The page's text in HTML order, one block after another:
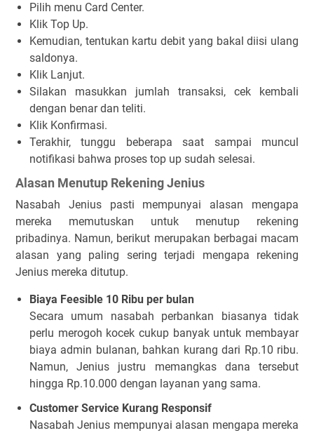
Pilih menu Card Center.
Klik Top Up.
Kemudian, tentukan kartu debit yang bakal diisi ulang
saldonya.
Klik Lanjut.
Silakan masukkan jumlah transaksi, cek kembali
dengan benar dan teliti.
Klik Konfirmasi.
Terakhir, tunggu beberapa saat sampai muncul
notifikasi bahwa proses top up sudah selesai.
Alasan Menutup Rekening Jenius
Nasabah Jenius pasti mempunyai alasan mengapa
mereka memutuskan untuk menutup rekening
pribadinya. Namun, berikut merupakan berbagai macam
alasan yang paling sering terjadi mengapa rekening
Jenius mereka ditutup.
Biaya Feesible 10 Ribu per bulan
Secara umum nasabah perbankan biasanya tidak
perlu merogoh kocek cukup banyak untuk membayar
biaya admin bulanan, bahkan kurang dari Rp.10 ribu.
Namun, Jenius justru memangkas dana tersebut
hingga Rp.10.000 dengan layanan yang sama.
Customer Service Kurang Responsif
Nasabah Jenius mempunyai alasan mengapa mereka